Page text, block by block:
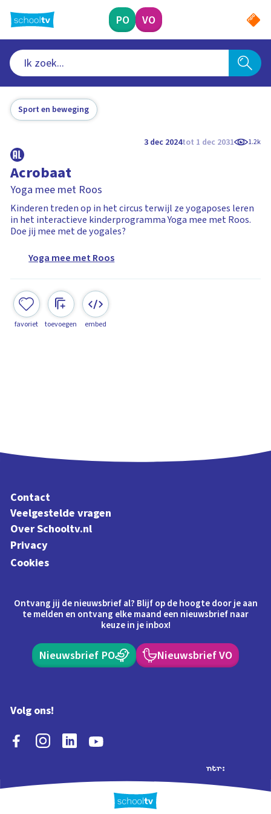
naar
hoofdinhoud
PO VO
Sport en beweging
3 dec 2024tot 1 dec 2031 1.2k
Acrobaat
Yoga mee met Roos
Kinderen treden op in het circus terwijl ze yogaposes leren
in het interactieve kinderprogramma Yoga mee met Roos.
Doe jij mee met de yogales?
Yoga mee met Roos
favoriet toevoegen embed
Contact
Veelgestelde vragen
Over Schooltv.nl
Privacy
Cookies
Ontvang jij de nieuwsbrief al? Blijf op de hoogte door je aan
te melden en ontvang elke maand een nieuwsbrief naar
keuze in je inbox!
Nieuwsbrief PO Nieuwsbrief VO
Volg ons!